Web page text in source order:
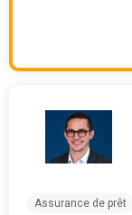
Assurance de prêt